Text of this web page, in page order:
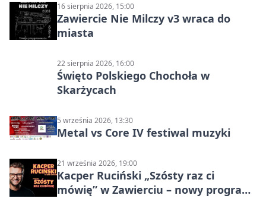
16 sierpnia 2026, 15:00
Zawiercie Nie Milczy v3 wraca do
miasta
22 sierpnia 2026, 16:00
Święto Polskiego Chochoła w
Skarżycach
5 września 2026, 13:30
Metal vs Core IV festiwal muzyki
21 września 2026, 19:00
Kacper Ruciński „Szósty raz ci
mówię” w Zawierciu – nowy program